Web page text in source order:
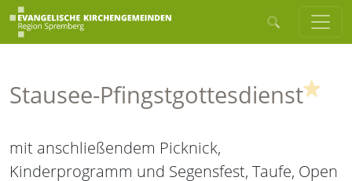
Stausee-Pfingstgottesdienst
mit anschließendem Picknick,
Kinderprogramm und Segensfest, Taufe, Open